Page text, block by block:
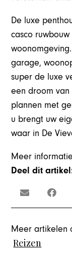
De luxe
casco
garage,
super de luxe
een droom van
plannen met
u brengt uw
waar in De
Meer
Deel dit
Meer artikelen
Reizen